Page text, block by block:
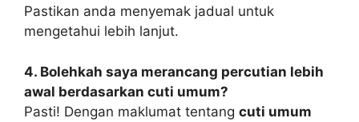
Pastikan anda menyemak jadual untuk
mengetahui lebih lanjut.
4. Bolehkah saya merancang percutian lebih
awal berdasarkan cuti umum?
Pasti! Dengan maklumat tentang cuti umum